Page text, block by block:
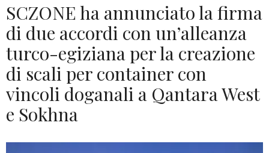
SCZONE ha annunciato la firma
di due accordi con un’alleanza
turco-egiziana per la creazione
di scali per container con
vincoli doganali a Qantara West
e Sokhna